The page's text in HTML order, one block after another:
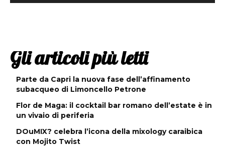
Gli articoli più letti
Parte da Capri la nuova fase dell’affinamento
subacqueo di Limoncello Petrone
Flor de Maga: il cocktail bar romano dell’estate è in
un vivaio di periferia
DOuMIX? celebra l’icona della mixology caraibica
con Mojito Twist